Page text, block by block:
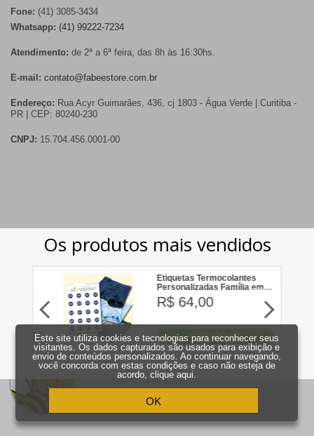
Fone: (41) 3085-3434
Whatsapp: (41) 99222-7234
Atendimento: de 2ª a 6ª feira, das 8h às 16:30hs.
E-mail: contato@fabeestore.com.br
Endereço: Rua Acyr Guimarães, 436, cj 1803 - Água Verde | Curitiba -
PR | CEP: 80240-230
CNPJ: 15.704.456.0001-00
Este site utiliza cookies e tecnologias para reconhecer seus
visitantes. Os dados capturados são usados para exibição e
envio de conteúdos personalizados. Ao continuar navegando,
você concorda com estas condições e caso não esteja de
acordo,clique aqui.
OK